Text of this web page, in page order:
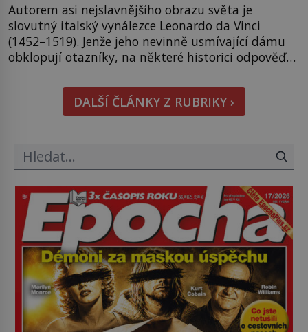
Autorem asi nejslavnějšího obrazu světa je
slovutný italský vynálezce Leonardo da Vinci
(1452–1519). Jenže jeho nevinně usmívající dámu
obklopují otazníky, na některé historici odpověď
pověsil Napoleon? Samotný císař Napoleon
Bonaparte (1769–1821) má pro malbu slabost, a
tak si ji ještě jako první konzul přemístí do své
DALŠÍ ČLÁNKY Z RUBRIKY ›